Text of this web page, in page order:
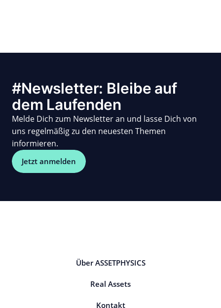
#Newsletter: Bleibe auf
dem Laufenden
Melde Dich zum Newsletter an und lasse Dich von
uns regelmäßig zu den neuesten Themen
informieren.
Jetzt anmelden
Über ASSETPHYSICS
Real Assets
Kontakt